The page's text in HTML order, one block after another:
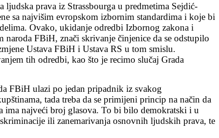
prava iz Strassbourga u predmetima Sejdić-
sa najvišim evropskom izbornim standardima i koje bi
Ovako, ukidanje odredbi Izbornog zakona i
FBiH, znači skrivanje činjenice da se odstupilo
Ustava FBiH i Ustava RS u tom smislu.
tih odredbi, kao što je recimo slučaj Grada
FBiH ulazi po jedan pripadnik iz svakog
tada treba da se primijeni princip na način da
ima najveći broj glasova. To bi bilo demokratski i u
ili zanemarivanja osnovnih ljudskih prava, te